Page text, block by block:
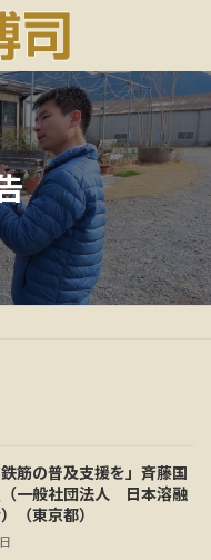
鉄筋の普及支援を」斉藤国
一般社団法人 日本溶融
（東京都）